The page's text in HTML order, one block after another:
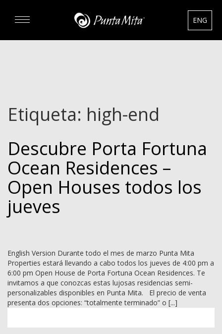
RENTAS
BIENES RAÍCES
HOTELES
ENG
Etiqueta: high-end
Descubre Porta Fortuna
Ocean Residences –
Open Houses todos los
jueves
English Version Durante todo el mes de marzo Punta Mita
Properties estará llevando a cabo todos los jueves de 4:00 pm a
6:00 pm Open House de Porta Fortuna Ocean Residences. Te
invitamos a que conozcas estas lujosas residencias semi-
personalizables disponibles en Punta Mita. El precio de venta
presenta dos opciones: “totalmente terminado” o [...]